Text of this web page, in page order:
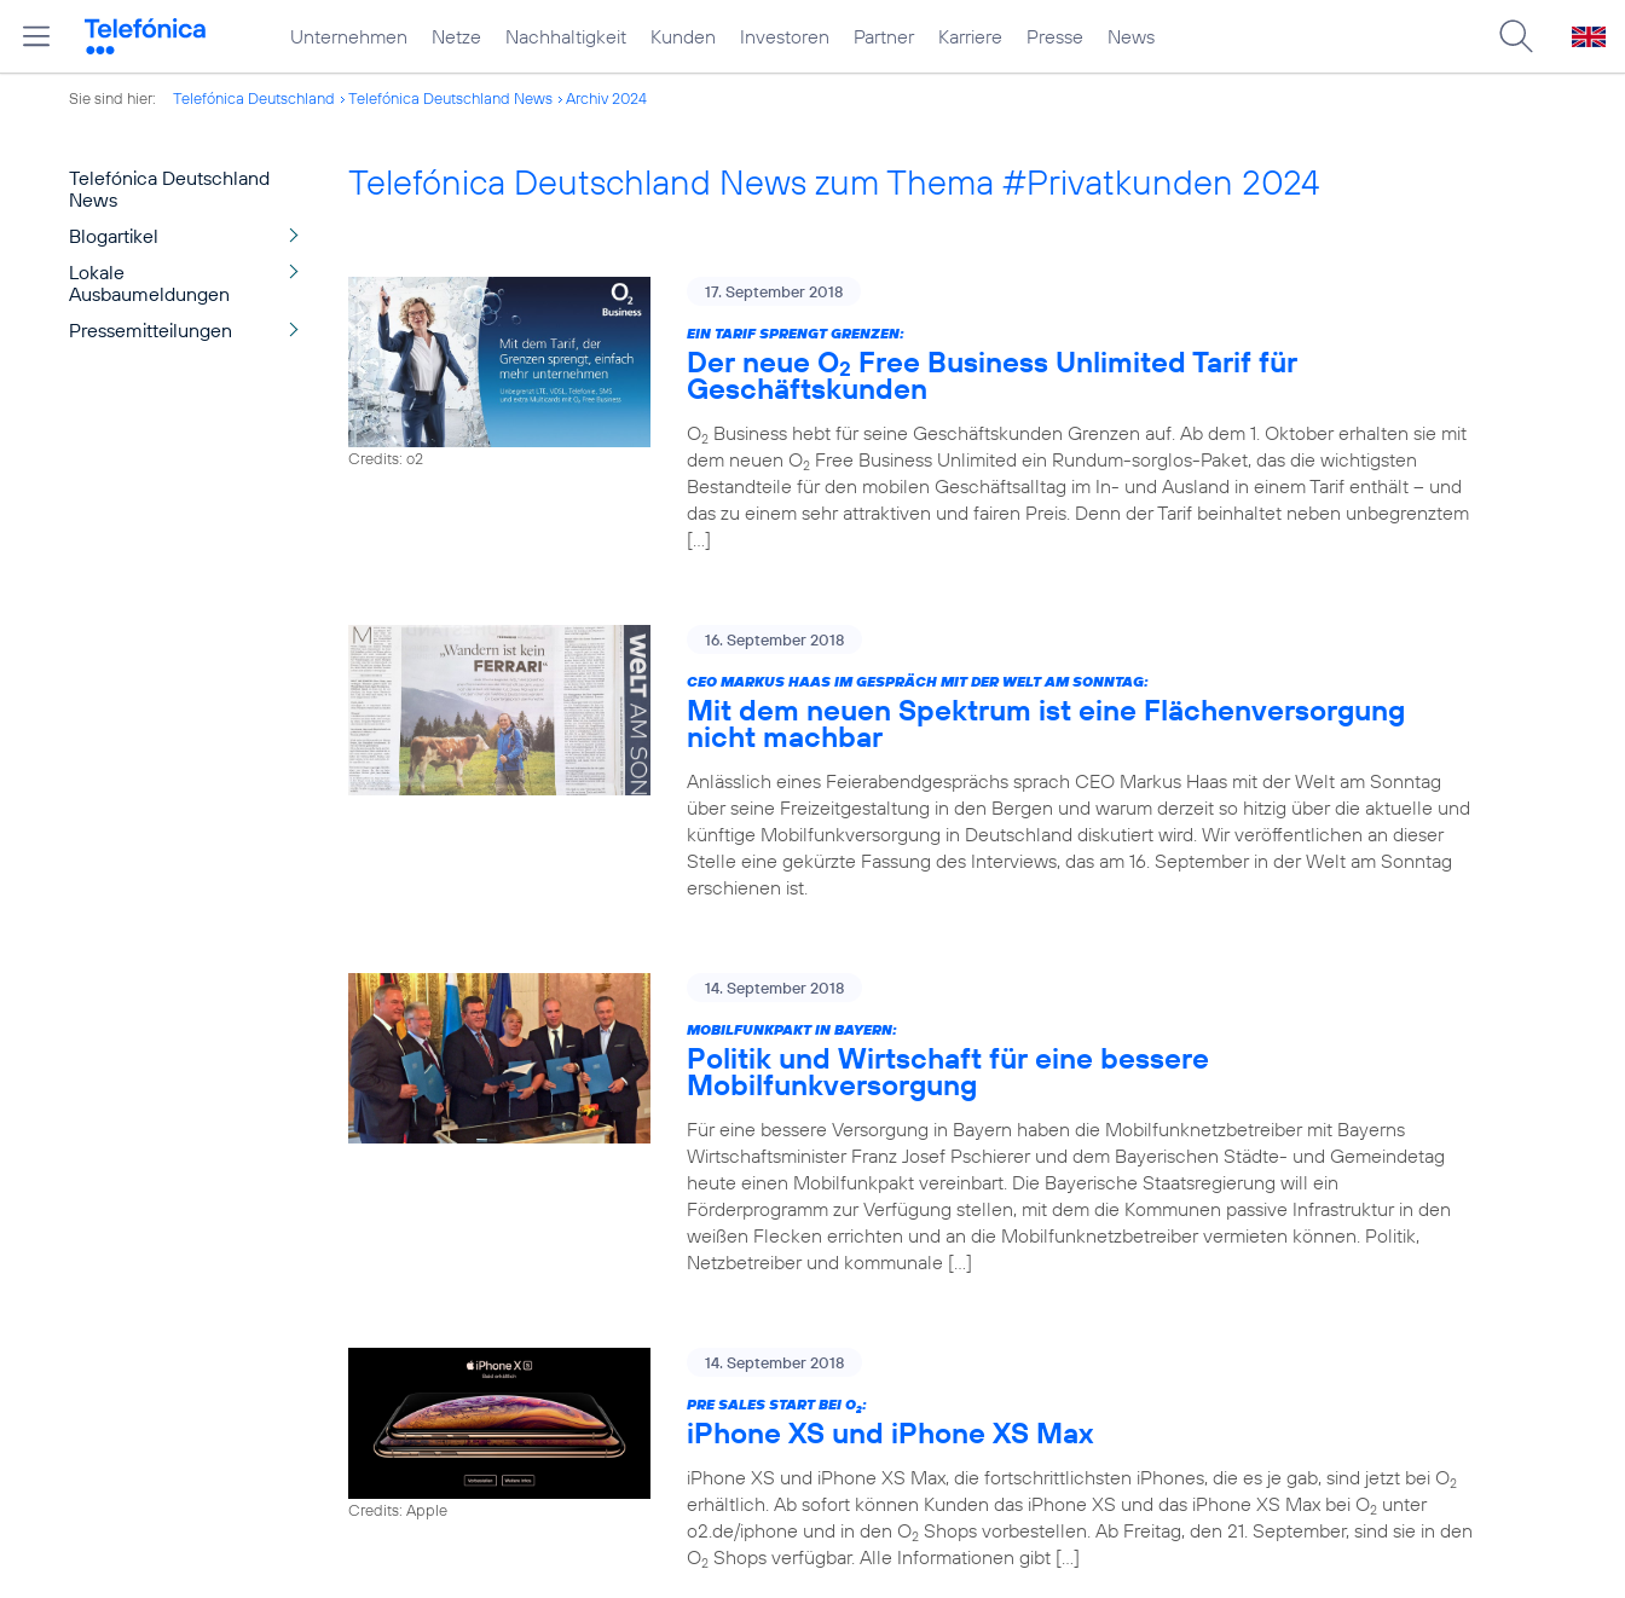
Unternehmen Netze Nachhaltigkeit Kunden Investoren Partner Karriere Presse News
Sie sind hier: Telefónica Deutschland Telefónica Deutschland News Archiv 2024
Telefónica Deutschland
News
Blogartikel
Lokale
Ausbaumeldungen
Pressemitteilungen
Telefónica Deutschland News zum Thema #Privatkunden 2024
Credits: o2
17. September 2018
EIN TARIF SPRENGT GRENZEN:
Der neue O2 Free Business Unlimited Tarif für
Geschäftskunden
O2 Business hebt für seine Geschäftskunden Grenzen auf. Ab dem 1. Oktober erhalten sie mit
dem neuen O2 Free Business Unlimited ein Rundum-sorglos-Paket, das die wichtigsten
Bestandteile für den mobilen Geschäftsalltag im In- und Ausland in einem Tarif enthält – und
das zu einem sehr attraktiven und fairen Preis. Denn der Tarif beinhaltet neben unbegrenztem
[…]
16. September 2018
CEO MARKUS HAAS IM GESPRÄCH MIT DER WELT AM SONNTAG:
Mit dem neuen Spektrum ist eine Flächenversorgung
nicht machbar
Anlässlich eines Feierabendgesprächs sprach CEO Markus Haas mit der Welt am Sonntag
über seine Freizeitgestaltung in den Bergen und warum derzeit so hitzig über die aktuelle und
künftige Mobilfunkversorgung in Deutschland diskutiert wird. Wir veröffentlichen an dieser
Stelle eine gekürzte Fassung des Interviews, das am 16. September in der Welt am Sonntag
erschienen ist.
14. September 2018
MOBILFUNKPAKT IN BAYERN:
Politik und Wirtschaft für eine bessere
Mobilfunkversorgung
Für eine bessere Versorgung in Bayern haben die Mobilfunknetzbetreiber mit Bayerns
Wirtschaftsminister Franz Josef Pschierer und dem Bayerischen Städte- und Gemeindetag
heute einen Mobilfunkpakt vereinbart. Die Bayerische Staatsregierung will ein
Förderprogramm zur Verfügung stellen, mit dem die Kommunen passive Infrastruktur in den
weißen Flecken errichten und an die Mobilfunknetzbetreiber vermieten können. Politik,
Netzbetreiber und kommunale […]
Credits: Apple
14. September 2018
PRE SALES START BEI O2:
iPhone XS und iPhone XS Max
iPhone XS und iPhone XS Max, die fortschrittlichsten iPhones, die es je gab, sind jetzt bei O2
erhältlich. Ab sofort können Kunden das iPhone XS und das iPhone XS Max bei O2 unter
o2.de/iphone und in den O2 Shops vorbestellen. Ab Freitag, den 21. September, sind sie in den
O2 Shops verfügbar. Alle Informationen gibt […]